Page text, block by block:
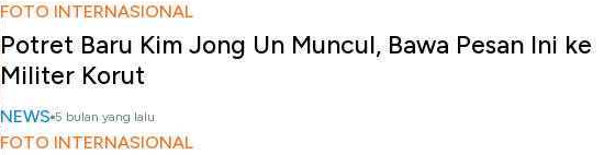
FOTO INTERNASIONAL
Potret Baru Kim Jong Un Muncul, Bawa Pesan Ini ke
Militer Korut
NEWS 5 bulan yang lalu
FOTO INTERNASIONAL